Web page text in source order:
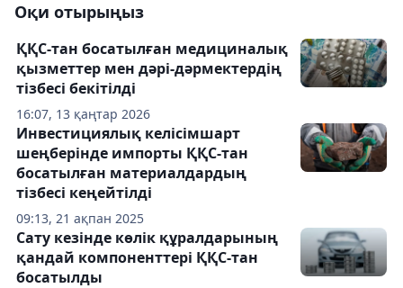
Оқи отырыңыз
16:07, 13 қаңтар 2026
ҚҚС-тан босатылған медициналық
қызметтер мен дәрі-дәрмектердің
тізбесі бекітілді
09:13, 21 ақпан 2025
Инвестициялық келісімшарт
шеңберінде импорты ҚҚС-тан
босатылған материалдардың
тізбесі кеңейтілді
Сату кезінде көлік құралдарының
қандай компоненттері ҚҚС-тан
босатылды